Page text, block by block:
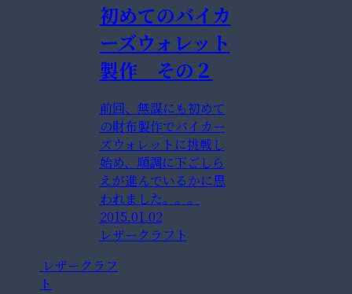
初めてのバイカ
ーズウォレット
製作 その２
前回、無謀にも初めて
の財布製作でバイカー
ズウォレットに挑戦し
始め、順調に下ごしら
えが進んでいるかに思
われました。。。
2015.01.02
レザークラフト
レザークラフ
ト